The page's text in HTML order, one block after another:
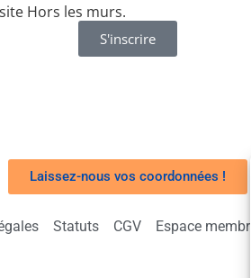
Hors les murs.
S'inscrire
Laissez-nous vos coordonnées !
Statuts CGV Espace membre